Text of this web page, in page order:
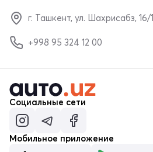
г. Ташкент, ул. Шахрисабз, 16/1
+998 95 324 12 00
Социальные сети
Мобильное приложение